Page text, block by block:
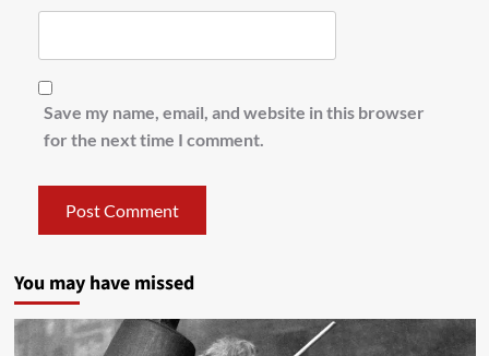
Save my name, email, and website in this browser
for the next time I comment.
You may have missed